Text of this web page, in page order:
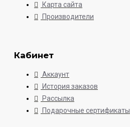
Карта сайта
Производители
Кабинет
Аккаунт
История заказов
Рассылка
Подарочные сертификаты